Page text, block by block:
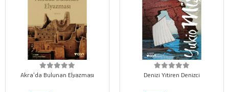
Akra’da Bulunan Elyazması Denizi Yitiren Denizci